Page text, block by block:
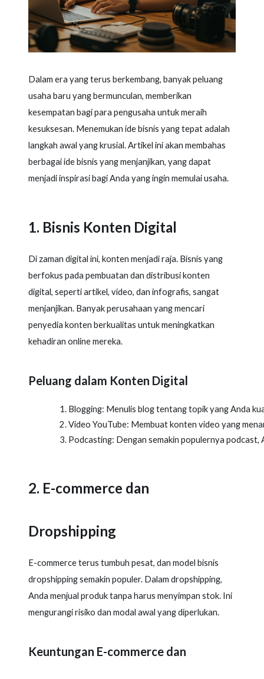
Dalam era yang terus berkembang, banyak peluang
usaha baru yang bermunculan, memberikan
kesempatan bagi para pengusaha untuk meraih
kesuksesan. Menemukan ide bisnis yang tepat adalah
langkah awal yang krusial. Artikel ini akan membahas
berbagai ide bisnis yang menjanjikan, yang dapat
menjadi inspirasi bagi Anda yang ingin memulai usaha.
Bisnis Konten Digital
Di zaman digital ini, konten menjadi raja. Bisnis yang
berfokus pada pembuatan dan distribusi konten
digital, seperti artikel, video, dan infografis, sangat
menjanjikan. Banyak perusahaan yang mencari
penyedia konten berkualitas untuk meningkatkan
kehadiran online mereka.
Peluang dalam Konten Digital
Blogging: Menulis blog tentang topik yang Anda
Video YouTube: Membuat konten video yang
Podcasting: Dengan semakin populernya podcast,
2. E-commerce dan
Dropshipping
E-commerce terus tumbuh pesat, dan model bisnis
dropshipping semakin populer. Dalam dropshipping,
Anda menjual produk tanpa harus menyimpan stok. Ini
mengurangi risiko dan modal awal yang diperlukan.
Keuntungan E-commerce dan